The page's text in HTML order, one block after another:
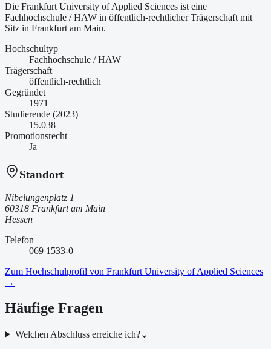
Die Frankfurt University of Applied Sciences ist eine
Fachhochschule / HAW in öffentlich-rechtlicher Trägerschaft mit
Sitz in Frankfurt am Main.
Hochschultyp
Fachhochschule / HAW
Trägerschaft
öffentlich-rechtlich
Gegründet
1971
Studierende (2023)
15.038
Promotionsrecht
Ja
Standort
Nibelungenplatz 1
60318 Frankfurt am Main
Hessen
Telefon
069 1533-0
Zum Hochschulprofil von Frankfurt University of Applied Sciences
→
Häufige Fragen
Welchen Abschluss erreiche ich?⌄